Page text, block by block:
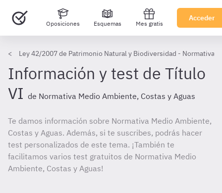
Oposiciones Esquemas Mes gratis
Acceder
Ley 42/2007 de Patrimonio Natural y Biodiversidad - Normativa
Información y test de Título
VI de Normativa Medio Ambiente, Costas y Aguas
Te damos información sobre Normativa Medio Ambiente,
Costas y Aguas. Además, si te suscribes, podrás hacer
test personalizados de este tema. ¡También te
facilitamos varios test gratuitos de Normativa Medio
Ambiente, Costas y Aguas!